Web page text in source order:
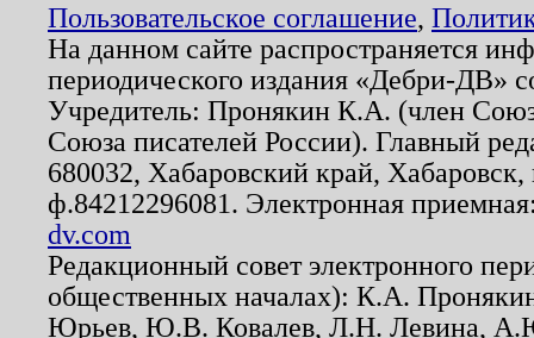
Пользовательское соглашение,
На данном сайте распространяется
периодического издания «Дебри-ДВ»
Учредитель: Пронякин К.А. (член
Союза писателей России). Главный
680032, Хабаровский край,
ф.84212296081. Электронная
dv.com
Редакционный совет электронного
общественных началах): К.А.
Юрьев, Ю.В. Ковалев, Л.Н. Левина,